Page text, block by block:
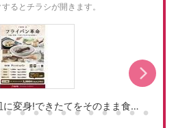
るとチラシが開きます。
変身!できたてをそのまま食…